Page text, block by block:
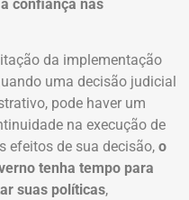
confiança nas
da implementação
uma decisão judicial
pode haver um
na execução de
efeitos de sua decisão, o
tenha tempo para
suas políticas,